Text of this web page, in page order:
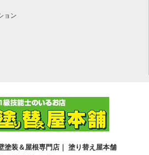
ョン
塗装＆屋根専門店｜ 塗り替え屋本舗